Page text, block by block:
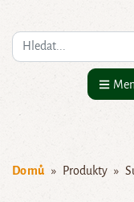
Co hledáte?
Domů Produkty